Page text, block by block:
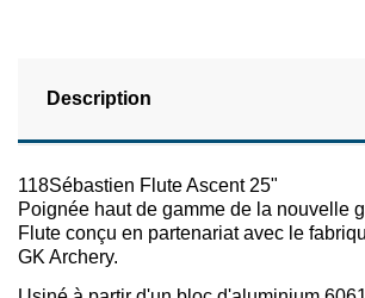
Description
118Sébastien Flute Ascent 25"
Poignée haut de gamme de la nouvelle
Flute conçu en partenariat avec le
GK Archery.